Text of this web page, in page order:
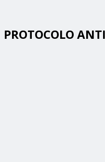
PROTOCOLO